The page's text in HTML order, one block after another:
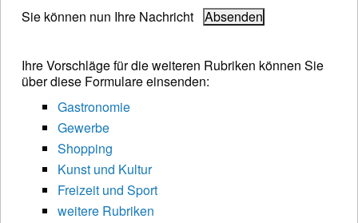
Sie können nun Ihre Nachricht
Ihre Vorschläge für die weiteren Rubriken können Sie
über diese Formulare einsenden:
Gastronomie
Gewerbe
Shopping
Kunst und Kultur
Freizeit und Sport
weitere Rubriken